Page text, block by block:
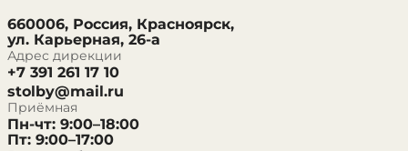
660006, Россия, Красноярск,
ул. Карьерная, 26-а
Адрес дирекции
+7 391 261 17 10
stolby@mail.ru
Приёмная
Пн-чт: 9:00–18:00
Пт: 9:00–17:00